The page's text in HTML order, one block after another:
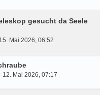
gesucht da Seele
15. Mai 2026, 06:52
12. Mai 2026, 07:17